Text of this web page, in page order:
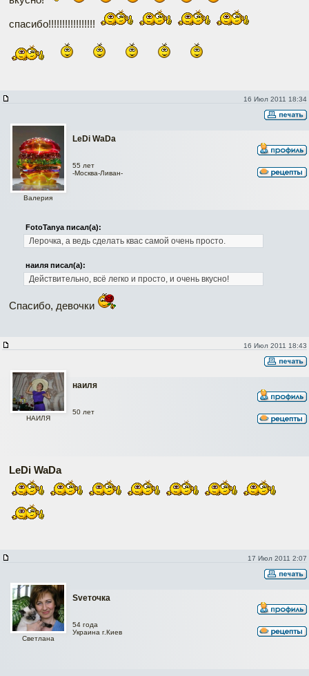
спасибо!!!!!!!!!!!!!!!!!
16 Июл 2011 18:34
LeDi WaDa
Валерия
55 лет
-Москва-Ливан-
FotoTanya писал(а):
Лерочка, а ведь сделать квас самой очень просто.
наиля писал(а):
Действительно, всё легко и просто, и очень вкусно!
Спасибо, девочки
16 Июл 2011 18:43
наиля
НАИЛЯ
50 лет
LeDi WaDa
17 Июл 2011 2:07
Svеточка
Светлана
54 года
Украина г.Киев